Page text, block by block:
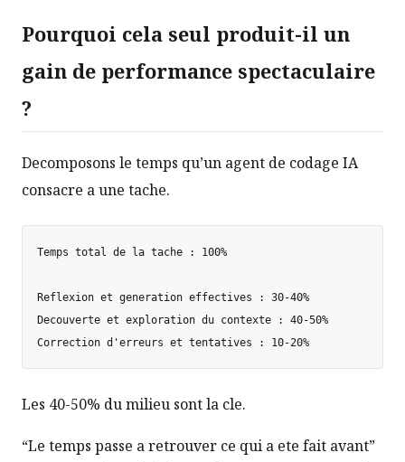
Pourquoi cela seul produit-il un
gain de performance spectaculaire
?
Decomposons le temps qu’un agent de codage IA
consacre a une tache.
Temps total de la tache : 100%
Reflexion et generation effectives : 30-40%
Decouverte et exploration du contexte : 40-50%
Les 40-50% du milieu sont la cle.
“Le temps passe a retrouver ce qui a ete fait avant”